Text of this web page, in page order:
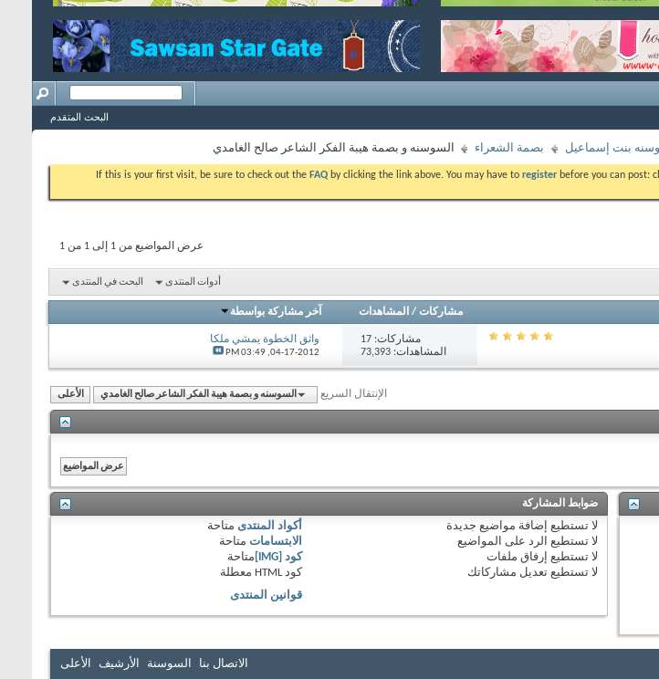
البحث المتقدم
بنت إسماعيل بصمة الشعراء السوسنه و بصمة هيبة الفكر الشاعر صالح الغامدي
If this is your first visit, be sure to check out the FAQ by clicking the link above. You may have to register before you can post:
عرض المواضيع من 1 إلى 1 من 1
أدوات المنتدى البحث في المنتدى
مشاركات / المشاهدات آخر مشاركة بواسطة
مشاركات:17
المشاهدات: 73,393
واثق الخطوة يمشي ملكا
04-17-2012,
03:49 PM
الإنتقال السريع السوسنه و بصمة هيبة الفكر الشاعر صالح الغامدي الأعلى
ضوابط المشاركة
لا تستطيع إضافة مواضيع جديدة
لا تستطيع الرد على المواضيع
لا تستطيع إرفاق ملفات
لا تستطيع تعديل مشاركاتك
أكواد المنتدى متاحة
الابتسامات متاحة
كود [IMG]
متاحة
كود HTML
معطلة
قوانين المنتدى
الاتصال بنا السوسنة الأرشيف الأعلى